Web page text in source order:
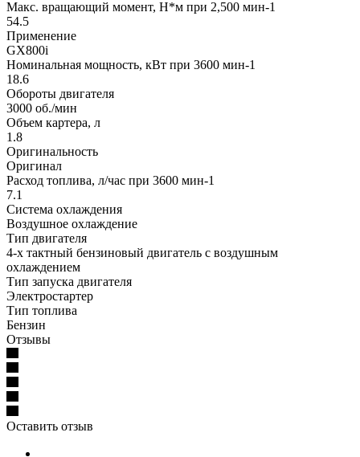
Макс. вращающий момент, H*м при 2,500 мин-1
54.5
Применение
GX800i
Номинальная мощность, кВт при 3600 мин-1
18.6
Обороты двигателя
3000 об./мин
Объем картера, л
1.8
Оригинальность
Оригинал
Расход топлива, л/час при 3600 мин-1
7.1
Система охлаждения
Воздушное охлаждение
Тип двигателя
4-х тактный бензиновый двигатель с воздушным
охлаждением
Тип запуска двигателя
Электростартер
Тип топлива
Бензин
Отзывы
Оставить отзыв